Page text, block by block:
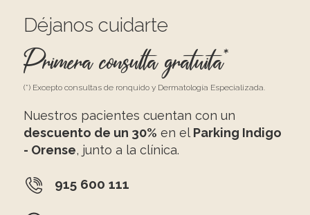
Déjanos cuidarte
Primera consulta gratuita*
(*) Excepto consultas de ronquido y Dermatología Especializada.
Nuestros pacientes cuentan con un
descuento de un 30% en el Parking Indigo
- Orense, junto a la clínica.
915 600 111